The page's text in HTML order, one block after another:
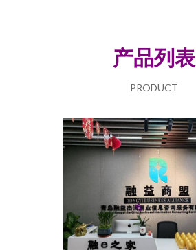
产品列表
PRODUCT